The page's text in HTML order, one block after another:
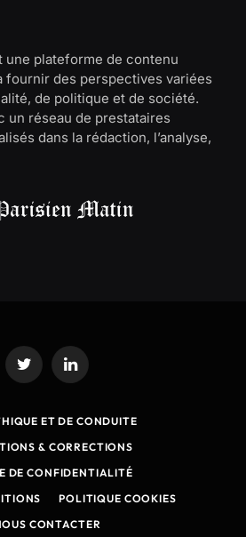
une plateforme de contenu
fournir des perspectives variées
de politique et de société.
un réseau de prestataires
dans la rédaction, l’analyse,
Twitter LinkedIn
ET DE CONDUITE
& CORRECTIONS
DE CONFIDENTIALITÉ
POLITIQUE COOKIES
CONTACTER